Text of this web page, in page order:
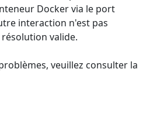
Docker via le port
interaction n'est pas
valide.
veuillez consulter la